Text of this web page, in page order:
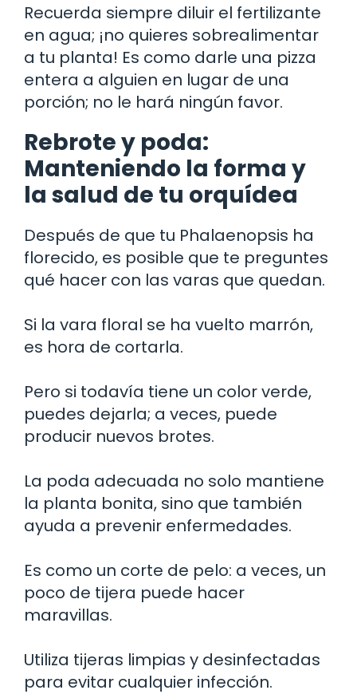
Recuerda siempre diluir el fertilizante
en agua; ¡no quieres sobrealimentar
a tu planta! Es como darle una pizza
entera a alguien en lugar de una
porción; no le hará ningún favor.
Rebrote y poda:
Manteniendo la forma y
la salud de tu orquídea
Después de que tu Phalaenopsis ha
florecido, es posible que te preguntes
qué hacer con las varas que quedan.
Si la vara floral se ha vuelto marrón,
es hora de cortarla.
Pero si todavía tiene un color verde,
puedes dejarla; a veces, puede
producir nuevos brotes.
La poda adecuada no solo mantiene
la planta bonita, sino que también
ayuda a prevenir enfermedades.
Es como un corte de pelo: a veces, un
poco de tijera puede hacer
maravillas.
Utiliza tijeras limpias y desinfectadas
para evitar cualquier infección.